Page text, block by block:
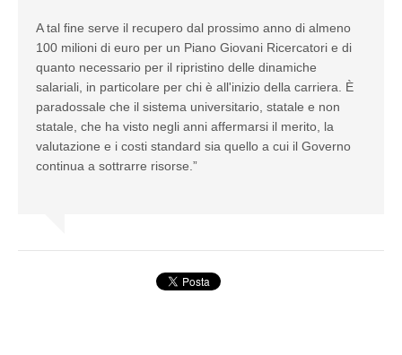
A tal fine serve il recupero dal prossimo anno di almeno
100 milioni di euro per un Piano Giovani Ricercatori e di
quanto necessario per il ripristino delle dinamiche
salariali, in particolare per chi è all'inizio della carriera. È
paradossale che il sistema universitario, statale e non
statale, che ha visto negli anni affermarsi il merito, la
valutazione e i costi standard sia quello a cui il Governo
continua a sottrarre risorse.”